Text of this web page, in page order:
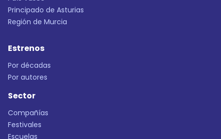
Principado de Asturias
Región de Murcia
Estrenos
Por décadas
Por autores
Sector
Compañías
Festivales
Escuelas